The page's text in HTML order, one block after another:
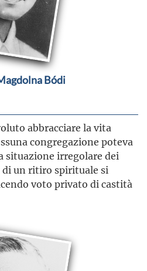
Bódi
abbracciare la vita
congregazione poteva
situazione irregolare dei
un ritiro spirituale si
voto privato di castità